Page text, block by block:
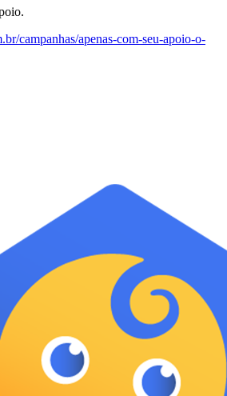
campanhas/apenas-com-seu-apoio-o-